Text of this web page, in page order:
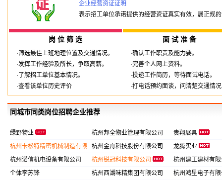
企业经营资证证明
表示招工单位承诺提供的经营资证真实有效，属正规
岗 位 筛 选 面 试 准 备
·筛选最佳上班地理位置及交通情况。
·发挥工作经验及所长，争取高薪。
·了解招工单位基本情况。
·查看该单位历史评价
·确认工作职责及能力要。
·完善个人网上资料。
·投递工作简历，等待面试电话。
·打电话预约面谈，问清楚交通情况
同城市同类岗位招聘企业推荐
绿野物业 杭州邦全物业管理有限公司
贵翔展具
杭州卡松特精密机械制造有限
公司
杭州金舟科技股份有限公司
龙腾实业
杭州诺信机电设备有限公司
杭州锐冠科技有限公司
杭州建工建材有
个体李苏锋
杭州西湖味精集团有限公司 杭州鸿星电子有